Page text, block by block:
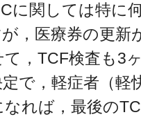
に関しては特に
，医療券の更
，TCF検査も3
で，軽症者（
れば，最後の